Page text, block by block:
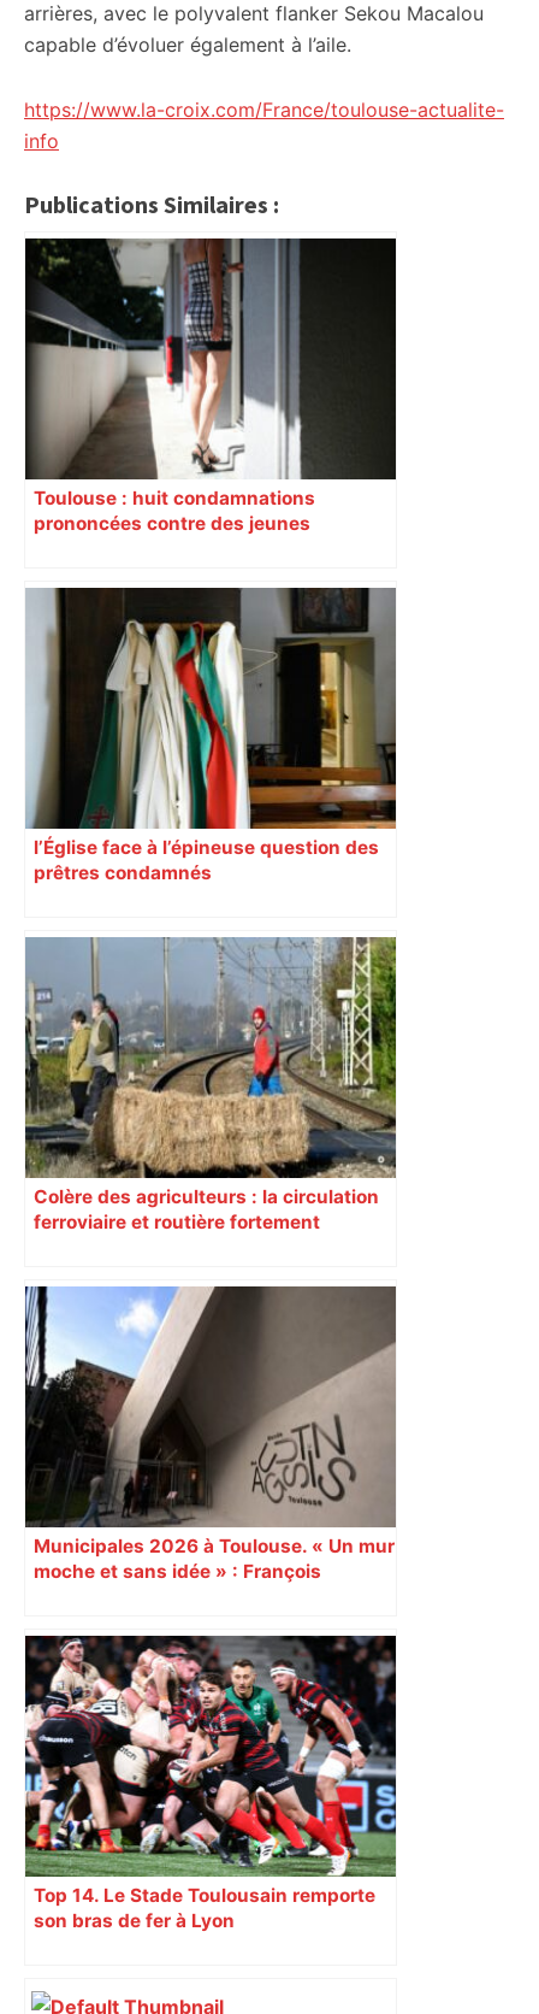
arrières, avec le polyvalent flanker Sekou Macalou
capable d’évoluer également à l’aile.
https://www.la-croix.com/France/toulouse-actualite-
info
Publications Similaires :
Toulouse : huit condamnations
prononcées contre des jeunes
l’Église face à l’épineuse question des
prêtres condamnés
Colère des agriculteurs : la circulation
ferroviaire et routière fortement
Municipales 2026 à Toulouse. « Un mur
moche et sans idée » : François
Augustins
Top 14. Le Stade Toulousain remporte
son bras de fer à Lyon